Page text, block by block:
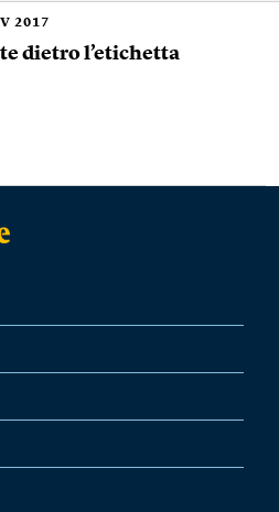
2017
dietro l’etichetta